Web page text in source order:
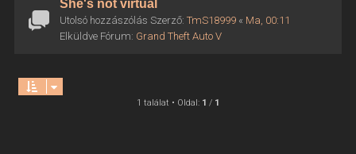
She's not virtual
Utolsó hozzászólás Szerző: TmS18999« Ma, 00:11
Elküldve Fórum: Grand Theft Auto V
1 találat • Oldal: 1 / 1